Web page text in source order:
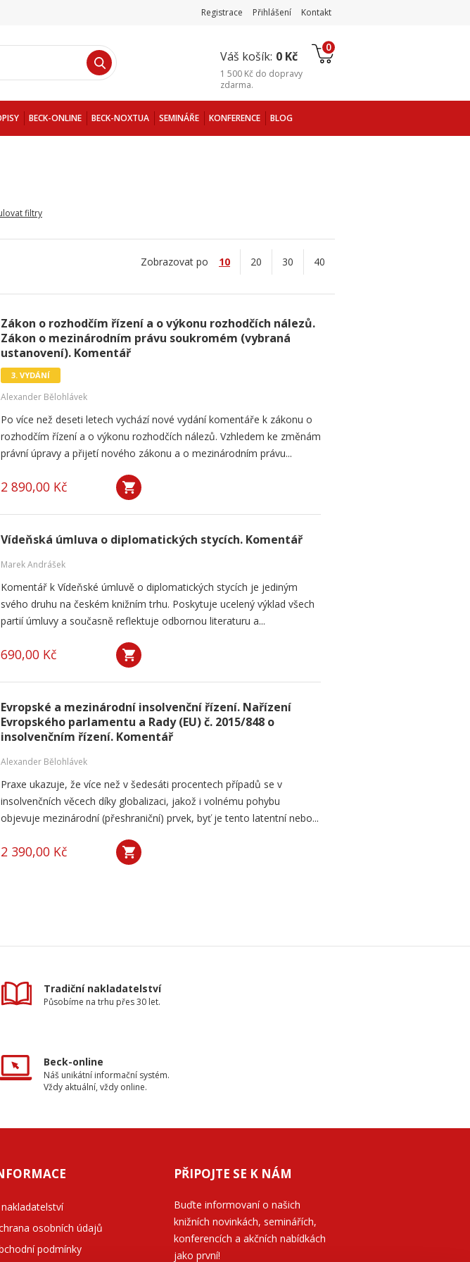
Registrace Přihlášení Kontakt
Váš košík: 0 Kč
0
1 500 Kč do dopravy
zdarma.
BECK-ONLINE BECK-NOXTUA SEMINÁŘE KONFERENCE BLOG
filtry
Zobrazovat po 10 20 30 40
Zákon o rozhodčím řízení a o výkonu rozhodčích nálezů.
Zákon o mezinárodním právu soukromém (vybraná
ustanovení). Komentář
3. VYDÁNÍ
Alexander Bělohlávek
Po více než deseti letech vychází nové vydání komentáře k zákonu o
rozhodčím řízení a o výkonu rozhodčích nálezů. Vzhledem ke změnám
právní úpravy a přijetí nového zákonu a o mezinárodním právu...
2 890,00 Kč
Vídeňská úmluva o diplomatických stycích. Komentář
Marek Andrášek
Komentář k Vídeňské úmluvě o diplomatických stycích je jediným
svého druhu na českém knižním trhu. Poskytuje ucelený výklad všech
partií úmluvy a současně reflektuje odbornou literaturu a...
690,00 Kč
Evropské a mezinárodní insolvenční řízení. Nařízení
Evropského parlamentu a Rady (EU) č. 2015/848 o
insolvenčním řízení. Komentář
Alexander Bělohlávek
Praxe ukazuje, že více než v šedesáti procentech případů se v
insolvenčních věcech díky globalizaci, jakož i volnému pohybu
objevuje mezinárodní (přeshraniční) prvek, byť je tento latentní nebo...
2 390,00 Kč
Tradiční nakladatelství
Působíme na trhu přes 30 let.
Beck-online
Náš unikátní informační systém.
Vždy aktuální, vždy online.
osobních údajů
podmínky
PŘIPOJTE SE K NÁM
Buďte informovaní o našich
knižních novinkách, seminářích,
konferencích a akčních nabídkách
jako první!